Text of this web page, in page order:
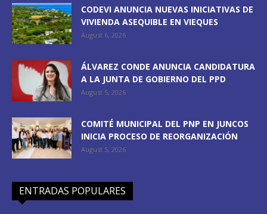
CODEVI ANUNCIA NUEVAS INICIATIVAS DE
VIVIENDA ASEQUIBLE EN VIEQUES
August 6, 2026
ÁLVAREZ CONDE ANUNCIA CANDIDATURA
A LA JUNTA DE GOBIERNO DEL PPD
August 5, 2026
COMITÉ MUNICIPAL DEL PNP EN JUNCOS
INICIA PROCESO DE REORGANIZACIÓN
August 5, 2026
ENTRADAS POPULARES